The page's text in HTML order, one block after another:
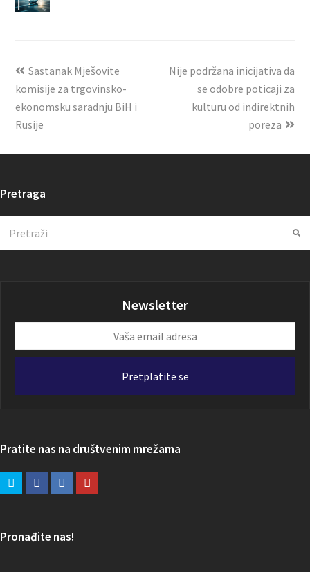
Sastanak Mješovite
komisije za trgovinsko-
ekonomsku saradnju BiH i
Rusije
Nije podržana inicijativa da
se odobre poticaji za
kulturu od indirektnih
poreza
Pretraga
Newsletter
email
Pretplatite se
Pratite nas na društvenim mrežama
Pronađite nas!